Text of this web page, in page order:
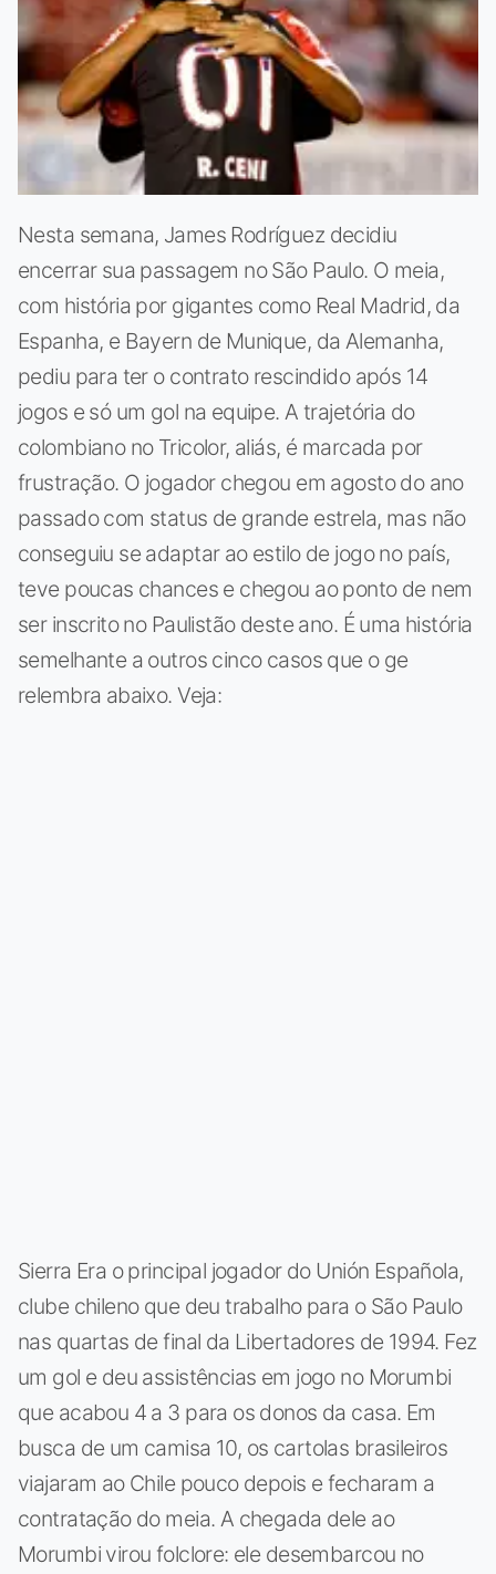
Nesta semana, James Rodríguez decidiu
encerrar sua passagem no São Paulo. O meia,
com história por gigantes como Real Madrid, da
Espanha, e Bayern de Munique, da Alemanha,
pediu para ter o contrato rescindido após 14
jogos e só um gol na equipe. A trajetória do
colombiano no Tricolor, aliás, é marcada por
frustração. O jogador chegou em agosto do ano
passado com status de grande estrela, mas não
conseguiu se adaptar ao estilo de jogo no país,
teve poucas chances e chegou ao ponto de nem
ser inscrito no Paulistão deste ano. É uma história
semelhante a outros cinco casos que o ge
relembra abaixo. Veja:
Sierra Era o principal jogador do Unión Española,
clube chileno que deu trabalho para o São Paulo
nas quartas de final da Libertadores de 1994. Fez
um gol e deu assistências em jogo no Morumbi
que acabou 4 a 3 para os donos da casa. Em
busca de um camisa 10, os cartolas brasileiros
viajaram ao Chile pouco depois e fecharam a
contratação do meia. A chegada dele ao
Morumbi virou folclore: ele desembarcou no